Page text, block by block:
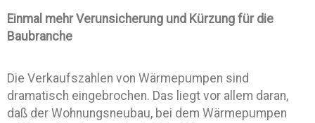
Einmal mehr Verunsicherung und Kürzung für die
Baubranche
Die Verkaufszahlen von Wärmepumpen sind
dramatisch eingebrochen. Das liegt vor allem daran,
daß der Wohnungsneubau, bei dem Wärmepumpen